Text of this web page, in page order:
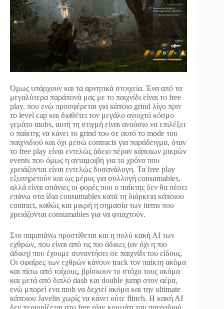
Όμως υπάρχουν και τα αρνητικά στοιχεία. Ένα από τα
μεγαλύτερα παράπονά μας με το παιχνίδι είναι το free
play, που ενώ προσφέρεται για κάποιο grind λίγο πριν
το level cap και διαθέτει τον μεγάλο ανοιχτό κόσμο
γεμάτο mobs, αυτή τη στιγμή είναι ανούσιο να επιλέξει
ο παίκτης να κάνει το grind του σε αυτό το mode του
παιχνιδιού και όχι μεσώ contracts για παράδειγμα, όταν
το free play είναι εντελώς άδειο πέραν κάποιων μικρών
events που όμως η ανταμοιβή για το χρόνο που
χρειάζονται είναι εντελώς δυσανάλογη. Τα free play
εξυπηρετούν και ως μέρος για συλλογή consumables,
αλλά είναι σπάνιες οι φορές που ο παίκτης δεν θα πέσει
επάνω στα ίδια consumables κατά τη διάρκεια κάποιου
contract, καθώς και μικρή η σημασία των items που
χρειάζονται consumables για να φτιαχτούν.
Στο παραπάνω προστίθεται και η πολύ κακή ΑΙ των
εχθρών, που είναι από τις πιο άδικες (αν όχι η πιο
άδικη) που έχουμε συναντήσει σε παιχνίδι του είδους.
Οι σφαίρες των εχθρών κάνουν track τον παίκτη ακόμα
και πίσω από τοίχους, βρίσκουν το στόχο τους ακόμα
και μετά από διπλό dash και double jump στον αέρα,
ενώ μπορεί ενα mob να δεχτεί ακόμα και την ultimate
κάποιου Javelin χωρίς να κάνει ούτε flinch. Η κακή ΑΙ